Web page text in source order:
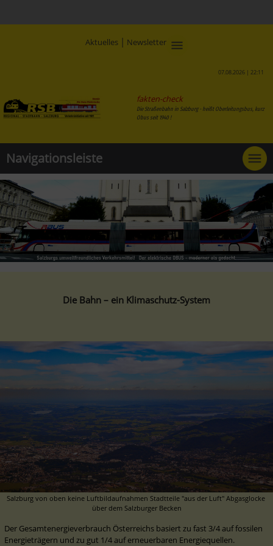
Aktuelles | Newsletter
07.08.2026 | 22:11
fakten-check
Die Straßenbahn in Salzburg - heißt Oberleitungsbus, kurz
Obus seit 1940 !
Navigationsleiste
Die Bahn – ein Klimaschutz-System
Salzburg von oben keine Luftbildaufnahmen Stadtteile "aus der Luft" Abgasglocke
über dem Salzburger Becken
Der Gesamtenergieverbrauch Österreichs basiert zu fast 3/4 auf fossilen
Energieträgern und zu gut 1/4 auf erneuerbaren Energiequellen.